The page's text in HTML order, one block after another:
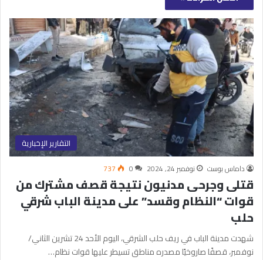
التقارير الإخبارية
داماس بوست نوفمبر 24, 2024 0
737
قتلى وجرحى مدنيون نتيجة قصف مشترك من
قوات “النظام وقسد” على مدينة الباب شرقي
حلب
شهدت مدينة الباب في ريف حلب الشرقي، اليوم الأحد 24 تشرين الثاني/
نوفمبر، قصفًا صاروخيًا مصدره مناطق تسيطر عليها قوات نظام…